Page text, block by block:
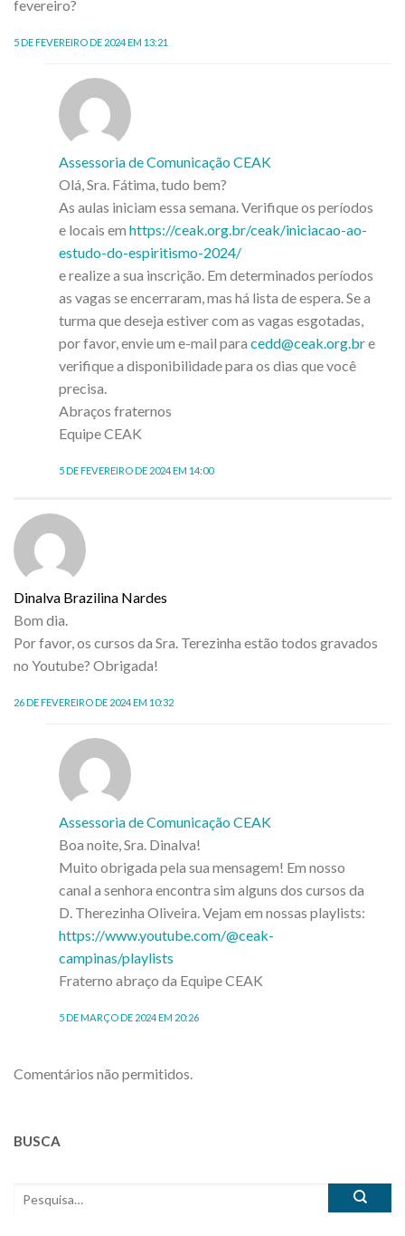
fevereiro?
5 DE FEVEREIRO DE 2024 EM 13:21
Assessoria de Comunicação CEAK
Olá, Sra. Fátima, tudo bem?
As aulas iniciam essa semana. Verifique os períodos
e locais em https://ceak.org.br/ceak/iniciacao-ao-
estudo-do-espiritismo-2024/
e realize a sua inscrição. Em determinados períodos
as vagas se encerraram, mas há lista de espera. Se a
turma que deseja estiver com as vagas esgotadas,
por favor, envie um e-mail para cedd@ceak.org.bre
verifique a disponibilidade para os dias que você
precisa.
Abraços fraternos
Equipe CEAK
5 DE FEVEREIRO DE 2024 EM 14:00
Dinalva Brazilina Nardes
Bom dia.
Por favor, os cursos da Sra. Terezinha estão todos gravados
no Youtube? Obrigada!
26 DE FEVEREIRO DE 2024 EM 10:32
Assessoria de Comunicação CEAK
Boa noite, Sra. Dinalva!
Muito obrigada pela sua mensagem! Em nosso
canal a senhora encontra sim alguns dos cursos da
D. Therezinha Oliveira. Vejam em nossas playlists:
https://www.youtube.com/@ceak-
campinas/playlists
Fraterno abraço da Equipe CEAK
5 DE MARÇO DE 2024 EM 20:26
Comentários não permitidos.
BUSCA